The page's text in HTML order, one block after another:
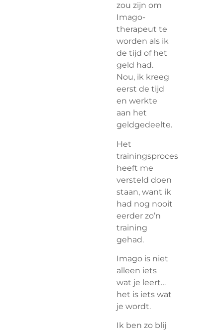
zou zijn om
Imago-
therapeut te
worden als ik
de tijd of het
geld had.
Nou, ik kreeg
eerst de tijd
en werkte
aan het
geldgedeelte.
Het
trainingsproces
heeft me
versteld doen
staan, want ik
had nog nooit
eerder zo’n
training
gehad.
Imago is niet
alleen iets
wat je leert…
het is iets wat
je wordt.
Ik ben zo blij